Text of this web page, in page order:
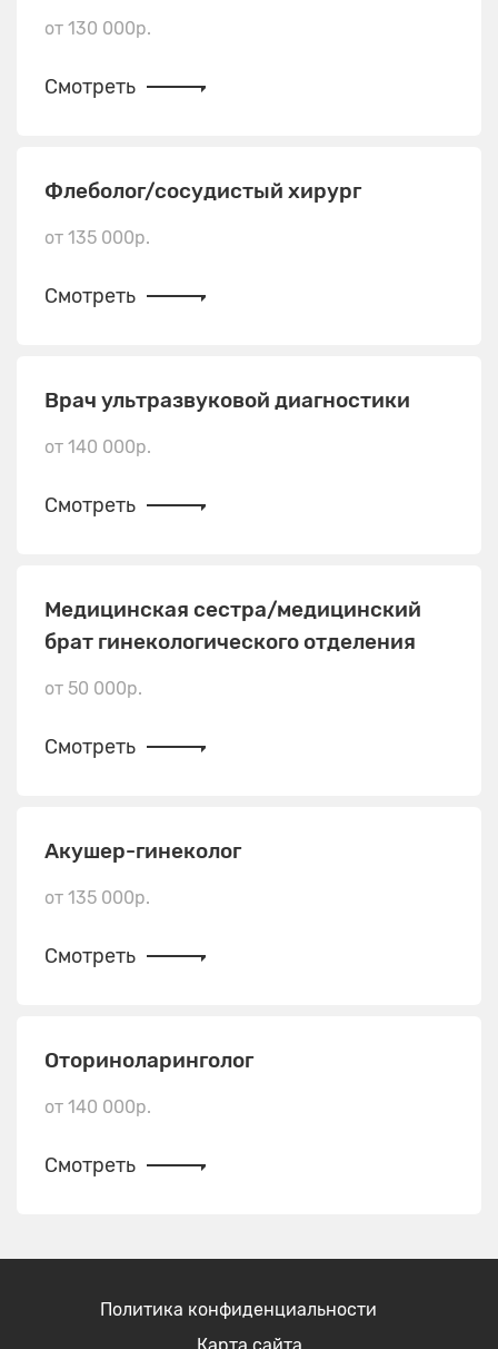
от 130 000р.
Смотреть
Флеболог/сосудистый хирург
от 135 000р.
Смотреть
Врач ультразвуковой диагностики
от 140 000р.
Смотреть
Медицинская сестра/медицинский
брат гинекологического отделения
от 50 000р.
Смотреть
Акушер-гинеколог
от 135 000р.
Смотреть
Оториноларинголог
от 140 000р.
Смотреть
Политика конфиденциальности